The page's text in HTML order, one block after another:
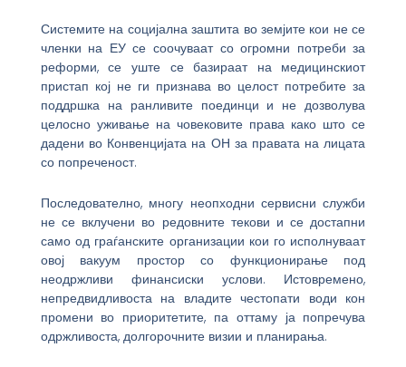
Системите на социјална заштита во земјите кои не се
членки на ЕУ се соочуваат со огромни потреби за
реформи, се уште се базираат на медицинскиот
пристап кој не ги признава во целост потребите за
поддршка на ранливите поединци и не дозволува
целосно уживање на човековите права како што се
дадени во Конвенцијата на ОН за правата на лицата
со попреченост.
Последователно, многу неопходни сервисни служби
не се вклучени во редовните текови и се достапни
само од граѓанските организации кои го исполнуваат
овој вакуум простор со функционирање под
неодржливи финансиски услови. Истовремено,
непредвидливоста на владите честопати води кон
промени во приоритетите, па оттаму ја попречува
одржливоста, долгорочните визии и планирања.